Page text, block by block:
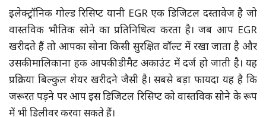
इलेक्ट्रॉनिक गोल्ड रिसिप्ट यानी EGR एक डिजिटल दस्तावेज है जो
वास्तविक भौतिक सोने का प्रतिनिधित्व करता है। जब आप EGR
खरीदते हैं तो आपका सोना किसी सुरक्षित वॉल्ट में रखा जाता है और
उसकी मालिकाना हक आपकी डीमैट अकाउंट में दर्ज हो जाती है। यह
प्रक्रिया बिल्कुल शेयर खरीदने जैसी है। सबसे बड़ा फायदा यह है कि
जरूरत पड़ने पर आप इस डिजिटल रिसिप्ट को वास्तविक सोने के रूप
में भी डिलीवर करवा सकते हैं।